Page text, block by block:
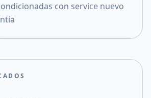
con service nuevo